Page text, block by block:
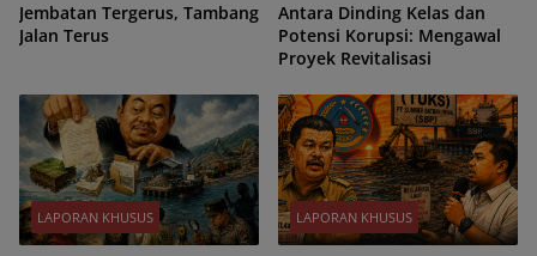
Jembatan Tergerus, Tambang
Jalan Terus
Antara Dinding Kelas dan
Potensi Korupsi: Mengawal
Proyek Revitalisasi
LAPORAN KHUSUS LAPORAN KHUSUS